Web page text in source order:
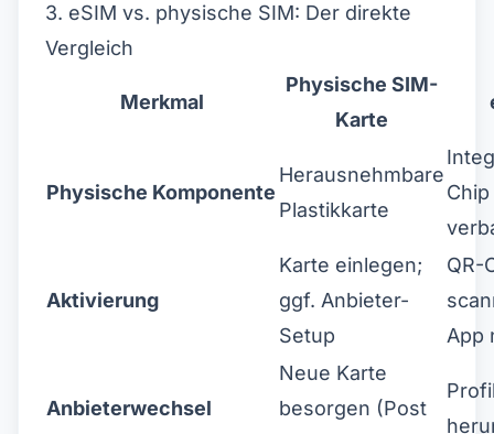
3. eSIM vs. physische SIM: Der direkte
Vergleich
Merkmal
Physische SIM-
Karte
Physische Komponente
Herausnehmbare
Plastikkarte
Aktivierung
Karte einlegen;
ggf. Anbieter-
Setup
QR-
App
Anbieterwechsel
Neue Karte
besorgen (Post